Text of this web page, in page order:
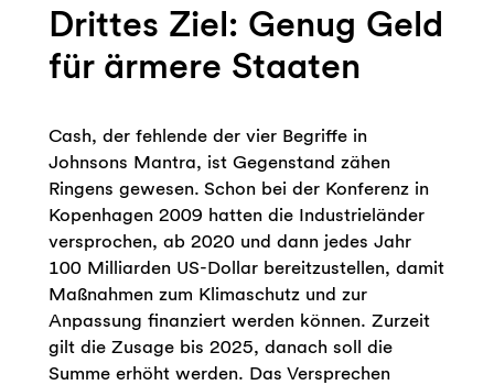
Drittes Ziel: Genug Geld
für ärmere Staaten
Cash, der fehlende der vier Begriffe in
Johnsons Mantra, ist Gegenstand zähen
Ringens gewesen. Schon bei der Konferenz in
Kopenhagen 2009 hatten die Industrieländer
versprochen, ab 2020 und dann jedes Jahr
100 Milliarden US-Dollar bereitzustellen, damit
Maßnahmen zum Klimaschutz und zur
Anpassung finanziert werden können. Zurzeit
gilt die Zusage bis 2025, danach soll die
Summe erhöht werden. Das Versprechen